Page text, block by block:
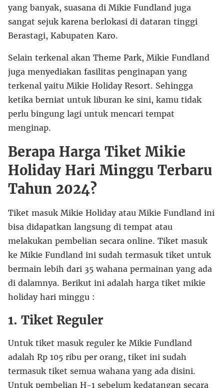
yang banyak, suasana di Mikie Fundland juga
sangat sejuk karena berlokasi di dataran tinggi
Berastagi, Kabupaten Karo.
Selain terkenal akan Theme Park, Mikie Fundland
juga menyediakan fasilitas penginapan yang
terkenal yaitu Mikie Holiday Resort. Sehingga
ketika berniat untuk liburan ke sini, kamu tidak
perlu bingung lagi untuk mencari tempat
menginap.
Berapa Harga Tiket Mikie
Holiday Hari Minggu Terbaru
Tahun 2024?
Tiket masuk Mikie Holiday atau Mikie Fundland ini
bisa didapatkan langsung di tempat atau
melakukan pembelian secara online. Tiket masuk
ke Mikie Fundland ini sudah termasuk tiket untuk
bermain lebih dari 35 wahana permainan yang ada
di dalamnya. Berikut ini adalah harga tiket mikie
holiday hari minggu :
1. Tiket Reguler
Untuk tiket masuk reguler ke Mikie Fundland
adalah Rp 105 ribu per orang, tiket ini sudah
termasuk tiket semua wahana yang ada disini.
Untuk pembelian H-1 sebelum kedatangan secara